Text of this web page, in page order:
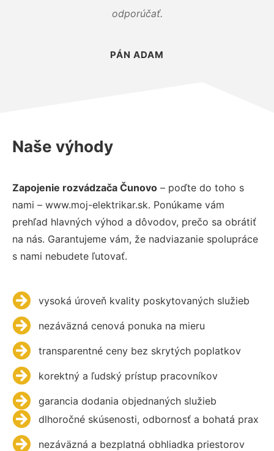
odporúčať.
PÁN ADAM
Naše výhody
Zapojenie rozvádzača Čunovo – poďte do toho s
nami – www.moj-elektrikar.sk. Ponúkame vám
prehľad hlavných výhod a dôvodov, prečo sa obrátiť
na nás. Garantujeme vám, že nadviazanie spolupráce
s nami nebudete ľutovať.
vysoká úroveň kvality poskytovaných služieb
nezáväzná cenová ponuka na mieru
transparentné ceny bez skrytých poplatkov
korektný a ľudský prístup pracovníkov
garancia dodania objednaných služieb
dlhoročné skúsenosti, odbornosť a bohatá prax
nezáväzná a bezplatná obhliadka priestorov